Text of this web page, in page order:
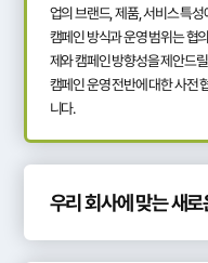
업의 브랜드, 제품, 서비스 특
캠페인 방식과 운영 범위는 협
제와 캠페인 방향성을 제안드
캠페인 운영 전반에 대한 사전
니다.
우리 회사에 맞는 새